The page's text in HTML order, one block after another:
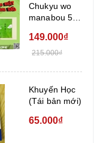
Chukyu wo
manabou 56
Bả...
149.000₫
215.000₫
Khuyến Học
(Tái bản mới)
65.000₫